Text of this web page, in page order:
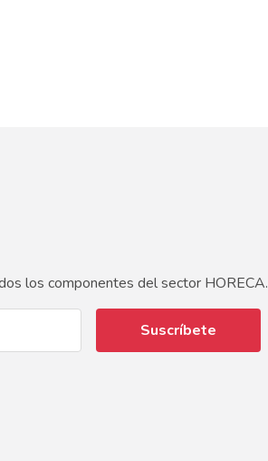
los componentes del sector HORECA.